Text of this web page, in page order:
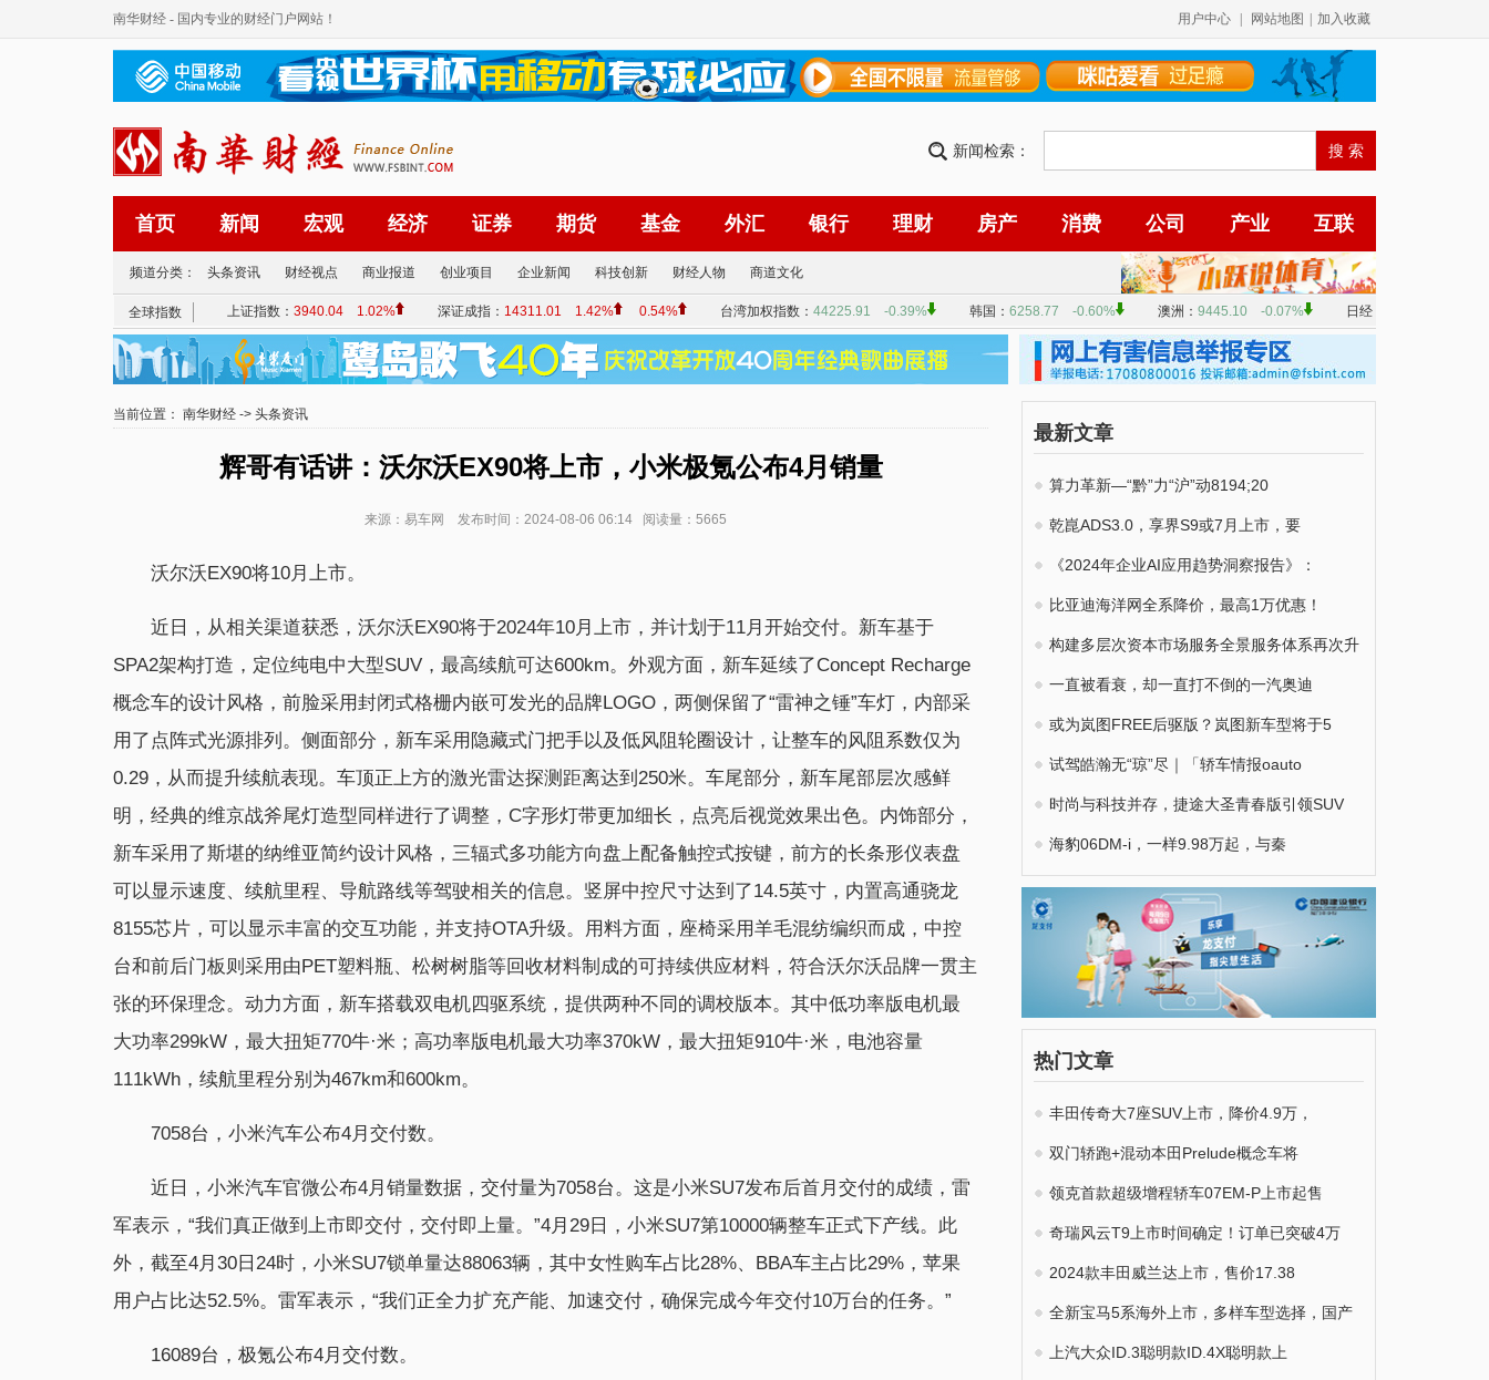
南华财经 - 国内专业的财经门户网站！ 用户中心 网站地图 加入收藏
新闻检索：
首页 新闻 宏观 经济 证券 期货 基金 外汇 银行 理财 房产 消费 公司 产业 互联
频道分类： 头条资讯 财经视点 商业报道 创业项目 企业新闻 科技创新 财经人物 商道文化
当前位置： 南华财经 -> 头条资讯
辉哥有话讲：沃尔沃EX90将上市，小米极氪公布4月销量
来源：易车网 发布时间：2024-08-06 06:14 阅读量：5665
沃尔沃EX90将10月上市。
近日，从相关渠道获悉，沃尔沃EX90将于2024年10月上市，并计划于11月开始交付。新车基于
SPA2架构打造，定位纯电中大型SUV，最高续航可达600km。外观方面，新车延续了Concept Recharge
概念车的设计风格，前脸采用封闭式格栅内嵌可发光的品牌LOGO，两侧保留了“雷神之锤”车灯，内部采
用了点阵式光源排列。侧面部分，新车采用隐藏式门把手以及低风阻轮圈设计，让整车的风阻系数仅为
0.29，从而提升续航表现。车顶正上方的激光雷达探测距离达到250米。车尾部分，新车尾部层次感鲜
明，经典的维京战斧尾灯造型同样进行了调整，C字形灯带更加细长，点亮后视觉效果出色。内饰部分，
新车采用了斯堪的纳维亚简约设计风格，三辐式多功能方向盘上配备触控式按键，前方的长条形仪表盘
可以显示速度、续航里程、导航路线等驾驶相关的信息。竖屏中控尺寸达到了14.5英寸，内置高通骁龙
8155芯片，可以显示丰富的交互功能，并支持OTA升级。用料方面，座椅采用羊毛混纺编织而成，中控
台和前后门板则采用由PET塑料瓶、松树树脂等回收材料制成的可持续供应材料，符合沃尔沃品牌一贯主
张的环保理念。动力方面，新车搭载双电机四驱系统，提供两种不同的调校版本。其中低功率版电机最
大功率299kW，最大扭矩770牛·米；高功率版电机最大功率370kW，最大扭矩910牛·米，电池容量
111kWh，续航里程分别为467km和600km。
7058台，小米汽车公布4月交付数。
近日，小米汽车官微公布4月销量数据，交付量为7058台。这是小米SU7发布后首月交付的成绩，雷
军表示，“我们真正做到上市即交付，交付即上量。”4月29日，小米SU7第10000辆整车正式下产线。此
外，截至4月30日24时，小米SU7锁单量达88063辆，其中女性购车占比28%、BBA车主占比29%，苹果
用户占比达52.5%。雷军表示，“我们正全力扩充产能、加速交付，确保完成今年交付10万台的任务。”
16089台，极氪公布4月交付数。
最新文章
算力革新—“黔”力“沪”动8194;20
乾崑ADS3.0，享界S9或7月上市，要
《2024年企业AI应用趋势洞察报告》：
比亚迪海洋网全系降价，最高1万优惠！
构建多层次资本市场服务全景服务体系再次升
一直被看衰，却一直打不倒的一汽奥迪
或为岚图FREE后驱版？岚图新车型将于5
试驾皓瀚无“琼”尽｜「轿车情报oauto
时尚与科技并存，捷途大圣青春版引领SUV
海豹06DM-i，一样9.98万起，与秦
热门文章
丰田传奇大7座SUV上市，降价4.9万，
双门轿跑+混动本田Prelude概念车将
领克首款超级增程轿车07EM-P上市起售
奇瑞风云T9上市时间确定！订单已突破4万
2024款丰田威兰达上市，售价17.38
全新宝马5系海外上市，多样车型选择，国产
上汽大众ID.3聪明款ID.4X聪明款上